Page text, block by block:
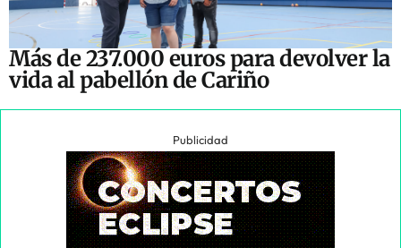
Más de 237.000 euros para devolver la
vida al pabellón de Cariño
Publicidad